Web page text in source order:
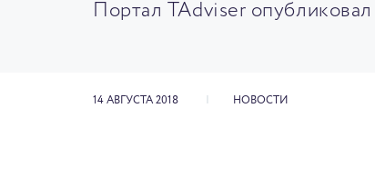
Портал TAdviser
14 АВГУСТА 2018 НОВОСТИ